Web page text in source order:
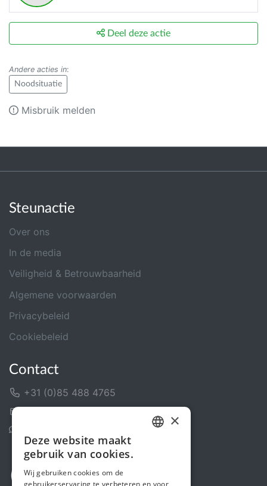
Deel deze actie
Andere acties in:
Noodsituatie
Misbruik melden
Steunactie
Over ons
In de media
Veiligheid & Betrouwbaarheid
Algemene voorwaarden
Privacybeleid
Cookiebeleid
Contact
+31 (0)85 488 4765
ENGLISH
×
Deze website maakt
gebruik van cookies.
Wij gebruiken cookies om de
gebruikerservaring te verbeteren en voor